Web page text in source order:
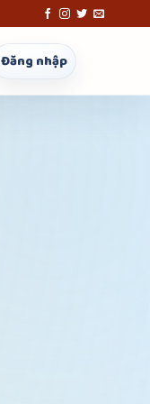
Đăng nhập